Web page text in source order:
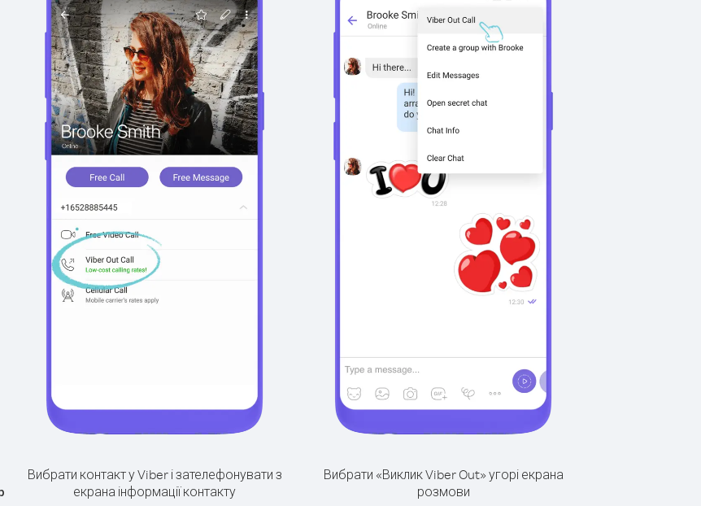
Вибрати контакт у Viber і зателефонувати з
екрана інформації контакту
Вибрати «Виклик Viber Out» угорі екрана
розмови